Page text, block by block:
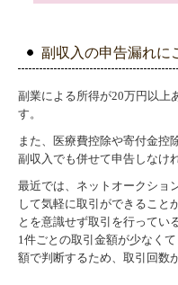
副収入の申告漏れに
副業による所得が20万円以上
す。
また、医療費控除や寄付金控
副収入でも併せて申告しなけ
最近では、ネットオークショ
して気軽に取引ができること
とを意識せず取引を行ってい
1件ごとの取引金額が少なく
額で判断するため、取引回数